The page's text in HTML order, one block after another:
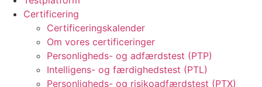
Certificering
Certificeringskalender
Om vores certificeringer
Personligheds- og adfærdstest (PTP)
Intelligens- og færdighedstest (PTL)
Personligheds- og risikoadfærdstest (PTX)